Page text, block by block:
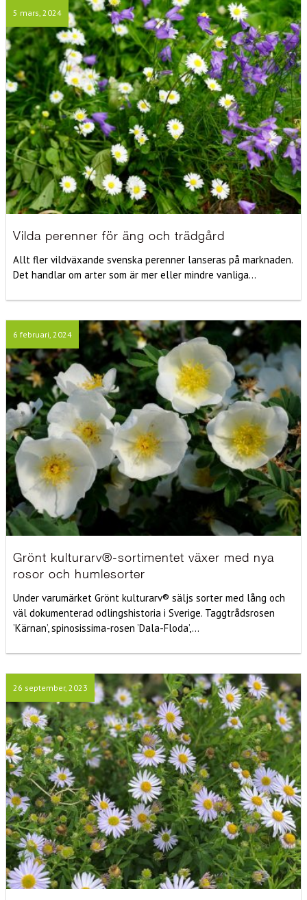
5 mars, 2024
Vilda perenner för äng och trädgård
Allt fler vildväxande svenska perenner lanseras på marknaden.
Det handlar om arter som är mer eller mindre vanliga...
6 februari, 2024
Grönt kulturarv®-sortimentet växer med nya
rosor och humlesorter
Under varumärket Grönt kulturarv® säljs sorter med lång och
väl dokumenterad odlingshistoria i Sverige. Taggtrådsrosen
’Kärnan’, spinosissima-rosen ’Dala-Floda’,...
26 september, 2023